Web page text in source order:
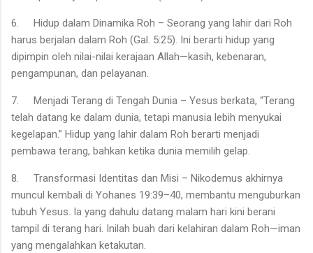
6.
Hidup dalam Dinamika Roh – Seorang yang lahir dari Roh
harus berjalan dalam Roh (Gal. 5:25). Ini berarti hidup yang
dipimpin oleh nilai-nilai kerajaan Allah—kasih, kebenaran,
pengampunan, dan pelayanan.
7.
Menjadi Terang di Tengah Dunia – Yesus berkata, “Terang
telah datang ke dalam dunia, tetapi manusia lebih menyukai
kegelapan.” Hidup yang lahir dalam Roh berarti menjadi
pembawa terang, bahkan ketika dunia memilih gelap.
8.
Transformasi Identitas dan Misi – Nikodemus akhirnya
muncul kembali di Yohanes 19:39–40, membantu menguburkan
tubuh Yesus. Ia yang dahulu datang malam hari kini berani
tampil di terang hari. Inilah buah dari kelahiran dalam Roh—iman
yang mengalahkan ketakutan.